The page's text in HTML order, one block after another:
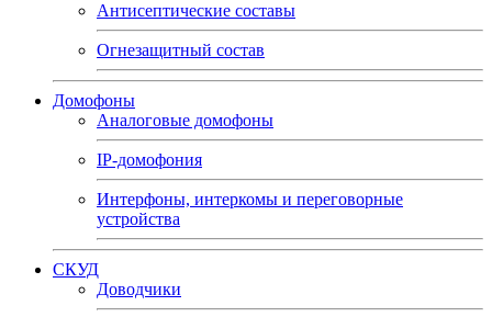
Антисептические составы
Огнезащитный состав
Домофоны
Аналоговые домофоны
IP-домофония
Интерфоны, интеркомы и переговорные
устройства
СКУД
Доводчики